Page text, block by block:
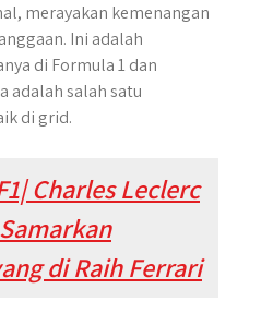
merayakan kemenangan
Ini adalah
di Formula 1 dan
adalah salah satu
di grid.
Charles Leclerc
di Raih Ferrari